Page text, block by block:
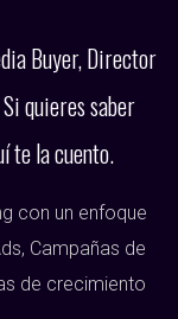
Buyer, Director
quieres saber
te la cuento.
con un enfoque
Campañas de
de crecimiento